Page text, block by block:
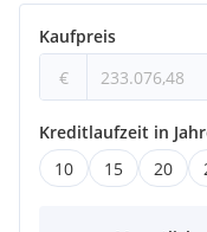
Kaufpreis
€
Kreditlaufzeit in
10
15 20